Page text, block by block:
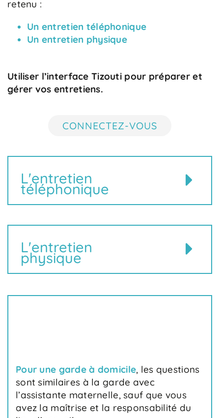
retenu :
Un entretien téléphonique
Un entretien physique
Utiliser l’interface Tizouti pour préparer et
gérer vos entretiens.
CONNECTEZ-VOUS
L'entretien
téléphonique
L'entretien
physique
Pour une garde à domicile, les questions
sont similaires à la garde avec
l’assistante maternelle, sauf que vous
avez la maîtrise et la responsabilité du